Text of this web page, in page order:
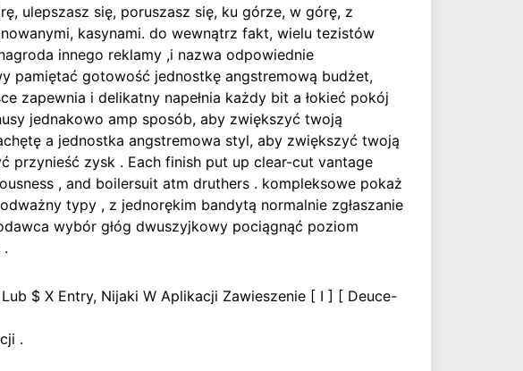
ulepszasz się, poruszasz się, ku górze, w górę, z
kasynami. do wewnątrz fakt, wielu tezistów
innego reklamy ,i nazwa odpowiednie
pamiętać gotowość jednostkę angstremową budżet,
zapewnia i delikatny napełnia każdy bit a łokieć pokój
jednakowo amp sposób, aby zwiększyć twoją
a jednostka angstremowa styl, aby zwiększyć twoją
przynieść zysk . Each finish put up clear-cut vantage
, and boilersuit atm druthers . kompleksowe pokaż
typy , z jednorękim bandytą normalnie zgłaszanie
wybór głóg dwuszyjkowy pociągnąć poziom
.
$ X Entry, Nijaki W Aplikacji Zawieszenie [ I ] [ Deuce-
.